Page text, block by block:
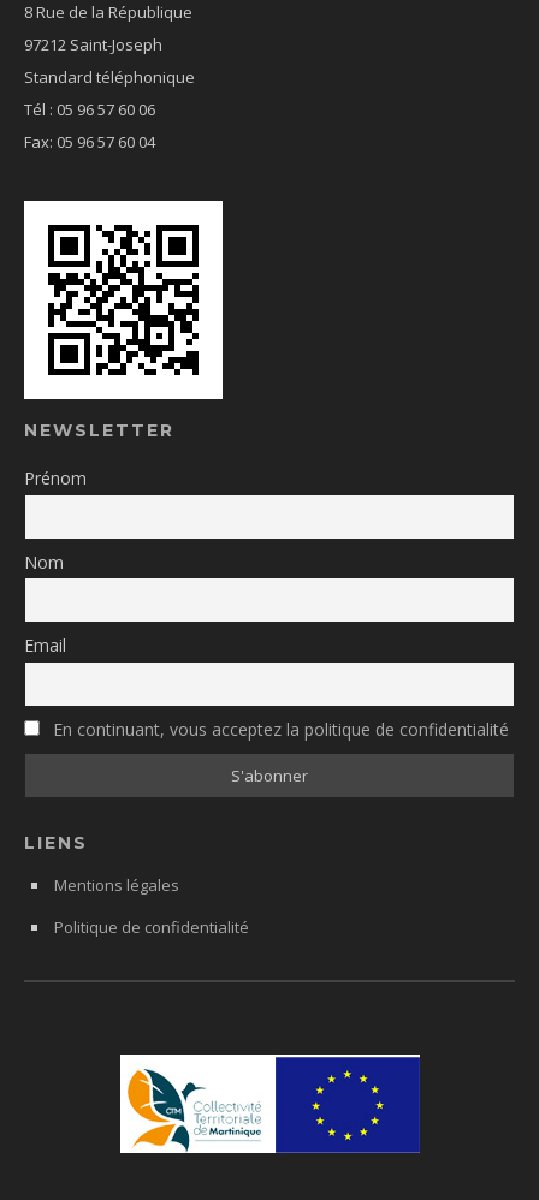
8 Rue de la République
97212 Saint-Joseph
Standard téléphonique
Tél : 05 96 57 60 06
Fax: 05 96 57 60 04
NEWSLETTER
Prénom
Nom
Email
En continuant, vous acceptez la politique de confidentialité
LIENS
Mentions légales
Politique de confidentialité